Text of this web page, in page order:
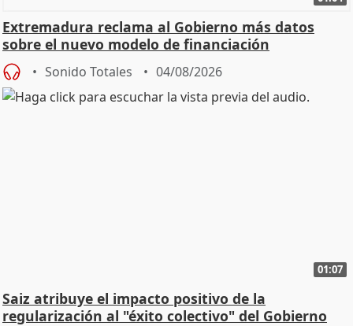
Extremadura reclama al Gobierno más datos
sobre el nuevo modelo de financiación
Sonido Totales 04/08/2026
01:07
Saiz atribuye el impacto positivo de la
regularización al "éxito colectivo" del Gobierno